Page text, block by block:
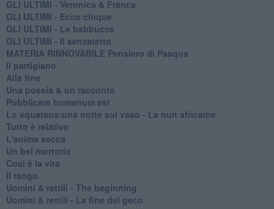
GLI ULTIMI - Veronica & Franca
GLI ULTIMI - Ecco cinque
GLI ULTIMI - Le babbucce
GLI ULTIMI - Il senzatetto
MATERIA RINNOVABILE Pensiero di Pasqua
Il partigiano
Alla fine
Una poesia & un racconto
Pubblicare humanum est
Lo squaraus:una notte sul vaso - La nuit africaine
Tutto è relativo
L'anima secca
Un bel mortorio
Cosi è la vita
Il tango
​Uomini & rettili - The beginning
​Uomini & rettili - La fine del geco